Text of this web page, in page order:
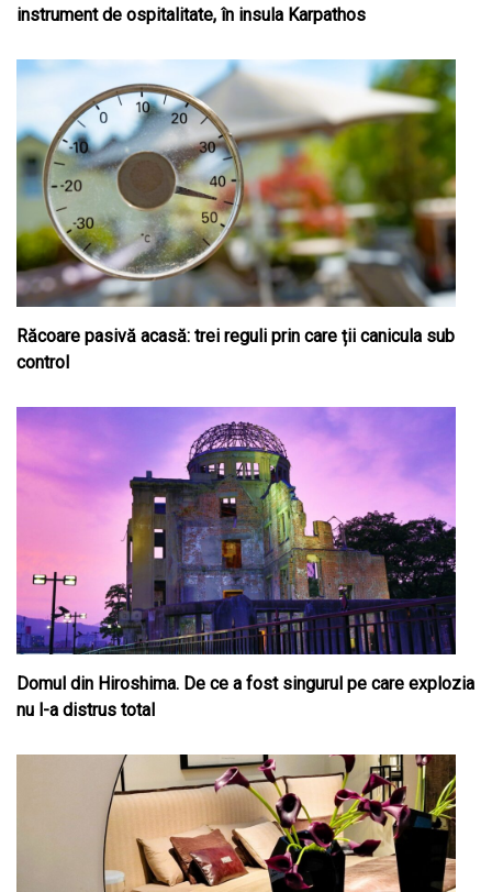
instrument de ospitalitate, în insula Karpathos
Răcoare pasivă acasă: trei reguli prin care ții canicula sub
control
Domul din Hiroshima. De ce a fost singurul pe care explozia
nu l-a distrus total